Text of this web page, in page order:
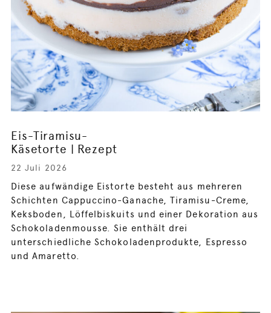
Eis-Tiramisu-
Käsetorte | Rezept
22 Juli 2026
Diese aufwändige Eistorte besteht aus mehreren
Schichten Cappuccino-Ganache, Tiramisu-Creme,
Keksboden, Löffelbiskuits und einer Dekoration aus
Schokoladenmousse. Sie enthält drei
unterschiedliche Schokoladenprodukte, Espresso
und Amaretto.